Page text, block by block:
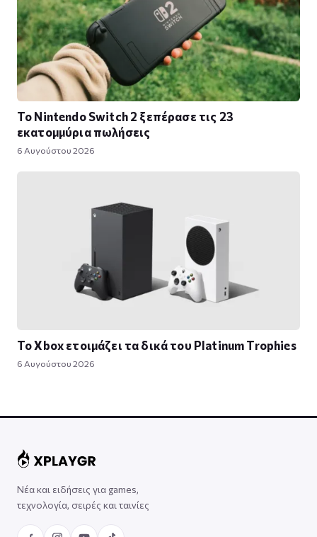
Το Nintendo Switch 2 ξεπέρασε τις 23
εκατομμύρια πωλήσεις
6 Αυγούστου 2026
Το Xbox ετοιμάζει τα δικά του Platinum Trophies
6 Αυγούστου 2026
Νέα και ειδήσεις για games,
τεχνολογία, σειρές και ταινίες